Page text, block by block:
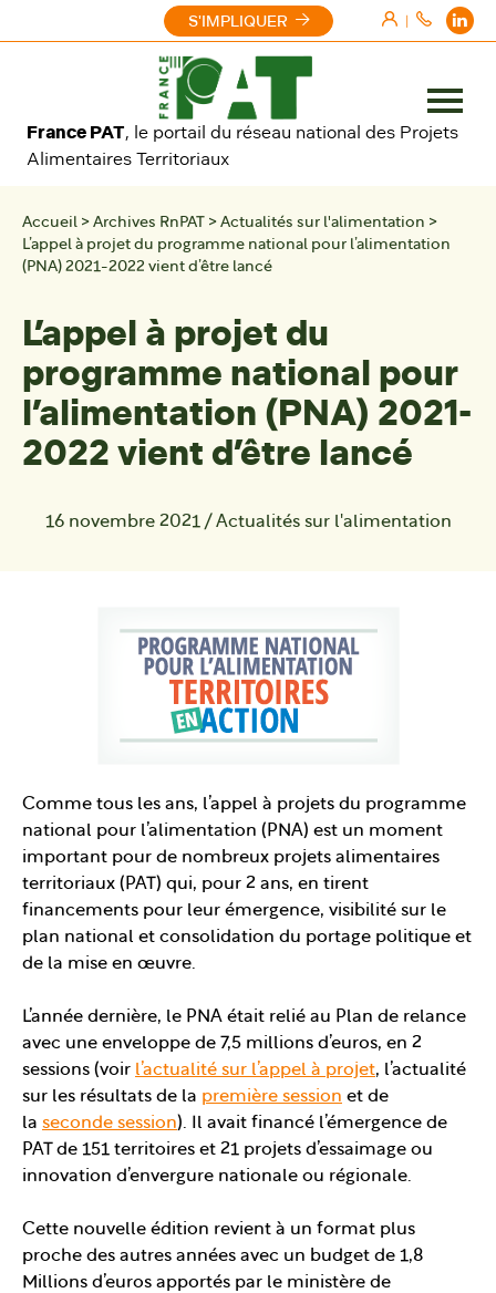
|
France PAT, le portail du réseau national des Projets
Alimentaires Territoriaux
S'IMPLIQUER
Ouvrir
le
Accueil > Archives RnPAT > Actualités sur l'alimentation >
L’appel à projet du programme national pour l’alimentation
(PNA) 2021-2022 vient d’être lancé
L’appel à projet du
programme national pour
l’alimentation (PNA) 2021-
2022 vient d’être lancé
16 novembre 2021 / Actualités sur l'alimentation
Comme tous les ans, l’appel à projets du programme
national pour l’alimentation (PNA) est un moment
important pour de nombreux projets alimentaires
territoriaux (PAT) qui, pour 2 ans, en tirent
financements pour leur émergence, visibilité sur le
plan national et consolidation du portage politique et
de la mise en œuvre.
L’année dernière, le PNA était relié au Plan de relance
avec une enveloppe de 7,5 millions d’euros, en 2
sessions (voir l’actualité sur l’appel à projet, l’actualité
sur les résultats de la première session et de
la seconde session). Il avait financé l’émergence de
PAT de 151 territoires et 21 projets d’essaimage ou
innovation d’envergure nationale ou régionale.
Cette nouvelle édition revient à un format plus
proche des autres années avec un budget de 1,8
Millions d’euros apportés par le ministère de